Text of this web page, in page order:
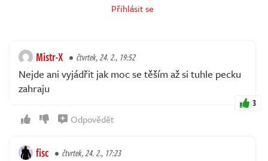
Přihlásit se
Mistr-X čtvrtek, 24. 2., 19:52
Nejde ani vyjádřit jak moc se těším až si tuhle pecku
zahraju
3
Odpovědět
fisc čtvrtek, 24. 2., 17:23